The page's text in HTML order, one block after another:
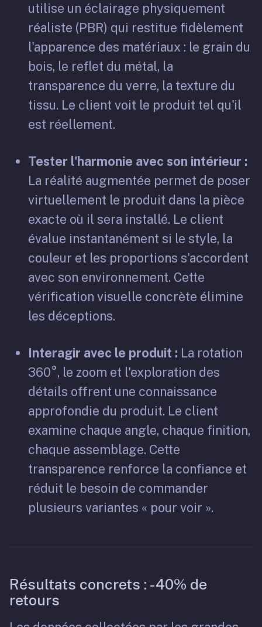
utilise un éclairage physiquement
réaliste (PBR) qui restitue fidèlement
l'apparence des matériaux : le grain du
bois, le reflet du métal, la
transparence du verre, la texture du
tissu. Le client voit le produit tel qu'il
est réellement.
Tester l'harmonie avec son intérieur :
La réalité augmentée permet de poser
virtuellement le produit dans la pièce
exacte où il sera installé. Le client
évalue instantanément si le style, la
couleur et les proportions s'accordent
avec son environnement. Cette
vérification visuelle concrète élimine
les déceptions.
Interagir avec le produit : La rotation
360°, le zoom et l'exploration des
détails offrent une connaissance
approfondie du produit. Le client
examine chaque angle, chaque finition,
chaque assemblage. Cette
transparence renforce la confiance et
réduit le besoin de commander
plusieurs variantes « pour voir ».
Résultats concrets : -40% de
retours